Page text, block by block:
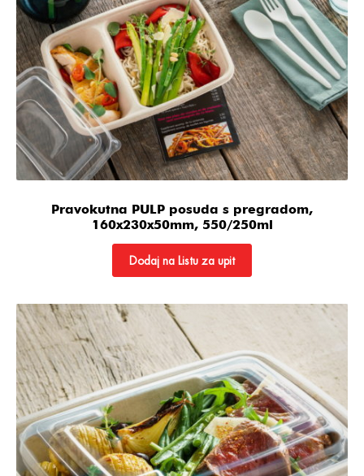
Pravokutna PULP posuda s pregradom,
160x230x50mm, 550/250ml
Dodaj na Listu za upit